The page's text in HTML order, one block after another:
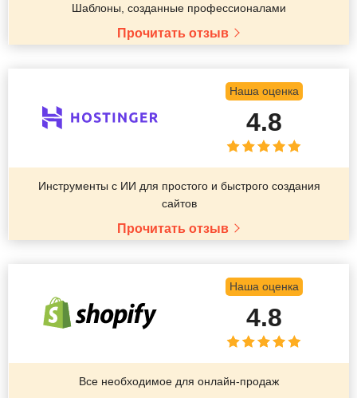
Шаблоны, созданные профессионалами
Прочитать отзыв
Наша оценка
4.8
Инструменты с ИИ для простого и быстрого создания
сайтов
Прочитать отзыв
Наша оценка
4.8
Все необходимое для онлайн-продаж